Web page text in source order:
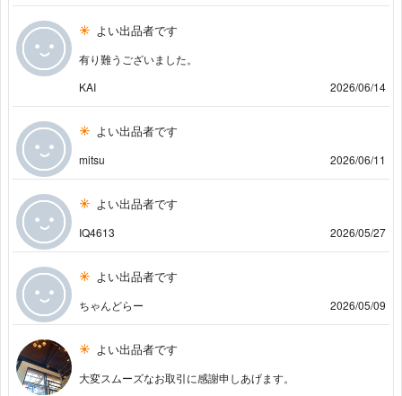
よい出品者です
有り難うございました。
KAI
2026/06/14
よい出品者です
mitsu 2026/06/11
よい出品者です
IQ4613 2026/05/27
よい出品者です
ちゃんどらー 2026/05/09
よい出品者です
大変スムーズなお取引に感謝申しあげます。